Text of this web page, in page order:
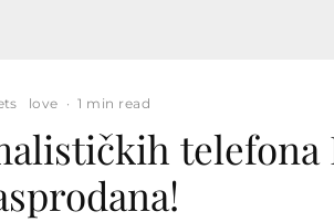
love · 1 min read
telefona